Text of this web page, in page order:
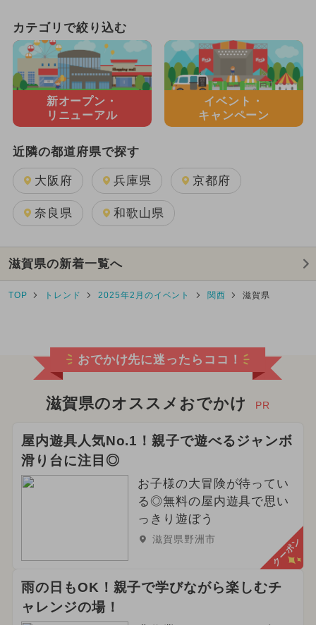
カテゴリで絞り込む
新オープン・
リニューアル
イベント・
キャンペーン
近隣の都道府県で探す
大阪府 兵庫県 京都府
奈良県 和歌山県
滋賀県の新着一覧へ
TOP トレンド 2025年2月のイベント 関西 滋賀県
おでかけ先に迷ったらココ！
滋賀県のオススメおでかけ PR
屋内遊具人気No.1！親子で遊べるジャンボ
滑り台に注目◎
お子様の大冒険が待ってい
る◎無料の屋内遊具で思い
っきり遊ぼう
滋賀県野洲市 クーポン
雨の日もOK！親子で学びながら楽しむチ
ャレンジの場！